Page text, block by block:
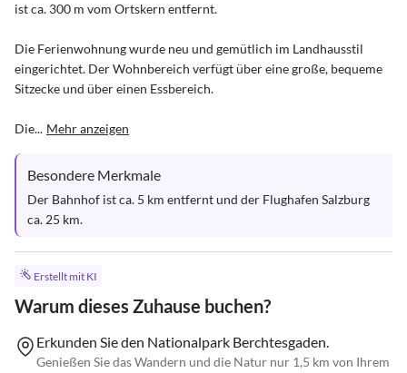
ist ca. 300 m vom Ortskern entfernt.
Die Ferienwohnung wurde neu und gemütlich im Landhausstil
eingerichtet. Der Wohnbereich verfügt über eine große, bequeme
Sitzecke und über einen Essbereich.
Die... Mehr anzeigen
Besondere Merkmale
Der Bahnhof ist ca. 5 km entfernt und der Flughafen Salzburg
ca. 25 km.
Erstellt mit KI
Warum dieses Zuhause buchen?
Erkunden Sie den Nationalpark Berchtesgaden.
Genießen Sie das Wandern und die Natur nur 1,5 km von Ihrem